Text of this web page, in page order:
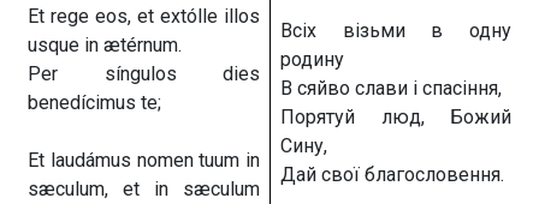
Et rege eos, et extólle illos
usque in ætérnum.
Per síngulos dies
benedícimus te;
Et laudámus nomen tuum in
sæculum, et in sæculum
Всіх візьми в одну
родину
В сяйво слави і спасіння,
Порятуй люд, Божий
Сину,
Дай свої благословення.